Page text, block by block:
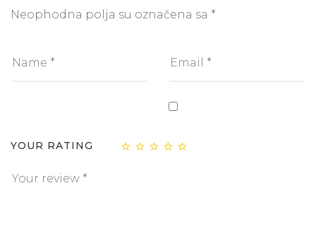
Neophodna polja su označena sa *
YOUR RATING